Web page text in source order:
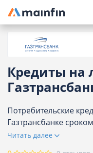
Главное меню
Кредиты на
Потребительские
Газтрансбанке
процентной ставкой.
Читать далее
О банке
Кредиты
Карты